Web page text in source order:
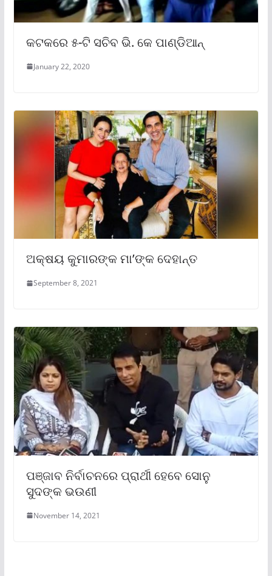
କଟକରେ ୫-ଟି ସଚିବ ଭି. କେ ପାଣ୍ଡିଆନ୍‌
January 22, 2020
ଅକ୍ଷୟ କୁମାରଙ୍କ ମା’ଙ୍କ ଦେହାନ୍ତ
September 8, 2021
ପଞ୍ଜାବ ନିର୍ବାଚନରେ ପ୍ରାର୍ଥୀ ହେବେ ସୋନୁ
ସୁଦଙ୍କ ଭଉଣୀ
November 14, 2021